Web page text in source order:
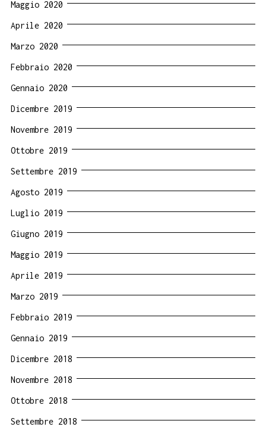
Maggio 2020
Aprile 2020
Marzo 2020
Febbraio 2020
Gennaio 2020
Dicembre 2019
Novembre 2019
Ottobre 2019
Settembre 2019
Agosto 2019
Luglio 2019
Giugno 2019
Maggio 2019
Aprile 2019
Marzo 2019
Febbraio 2019
Gennaio 2019
Dicembre 2018
Novembre 2018
Ottobre 2018
Settembre 2018